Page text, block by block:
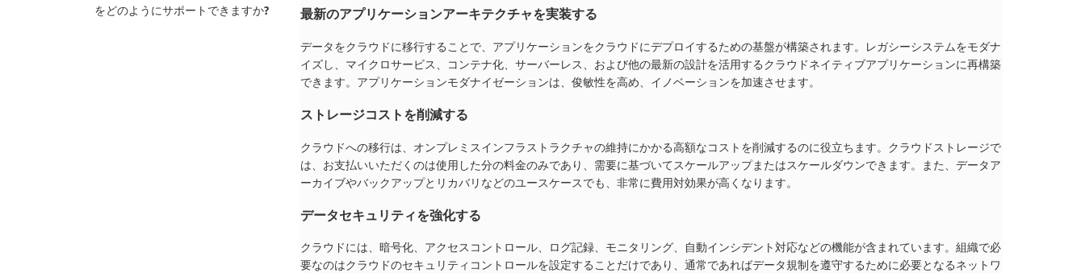
をどのようにサポートできますか?
最新のアプリケーションアーキテクチャを実装する
データをクラウドに移行することで、アプリケーションをクラウドにデプロイするための基盤が構築されます。レガシーシステムをモダナ
イズし、マイクロサービス、コンテナ化、サーバーレス、および他の最新の設計を活用するクラウドネイティブアプリケーションに再構築
できます。アプリケーションモダナイゼーションは、俊敏性を高め、イノベーションを加速させます。
ストレージコストを削減する
クラウドへの移行は、オンプレミスインフラストラクチャの維持にかかる高額なコストを削減するのに役立ちます。クラウドストレージで
は、お支払いいただくのは使用した分の料金のみであり、需要に基づいてスケールアップまたはスケールダウンできます。また、データア
ーカイブやバックアップとリカバリなどのユースケースでも、非常に費用対効果が高くなります。
データセキュリティを強化する
クラウドには、暗号化、アクセスコントロール、ログ記録、モニタリング、自動インシデント対応などの機能が含まれています。組織で必
要なのはクラウドのセキュリティコントロールを設定することだけであり、通常であればデータ規制を遵守するために必要となるネットワ